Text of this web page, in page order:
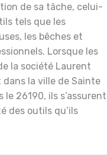
de sa tâche, celui-
tels que les
les bêches et
Lorsque les
la société Laurent
la ville de Sainte
le 26190, ils s’assurent
des outils qu’ils